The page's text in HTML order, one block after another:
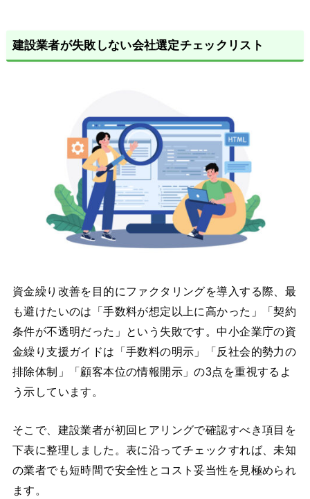
建設業者が失敗しない会社選定チェックリスト
資金繰り改善を目的にファクタリングを導入する際、最
も避けたいのは「手数料が想定以上に高かった」「契約
条件が不透明だった」という失敗です。中小企業庁の資
金繰り支援ガイドは「手数料の明示」「反社会的勢力の
排除体制」「顧客本位の情報開示」の3点を重視するよ
う示しています。
そこで、建設業者が初回ヒアリングで確認すべき項目を
下表に整理しました。表に沿ってチェックすれば、未知
の業者でも短時間で安全性とコスト妥当性を見極められ
ます。